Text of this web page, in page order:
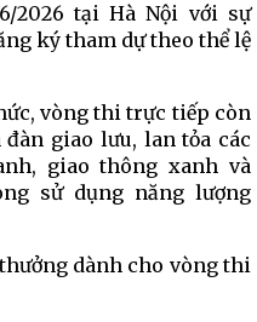
2026 tại Hà Nội với sự
ký tham dự theo thể lệ
vòng thi trực tiếp còn
giao lưu, lan tỏa các
giao thông xanh và
sử dụng năng lượng
dành cho vòng thi